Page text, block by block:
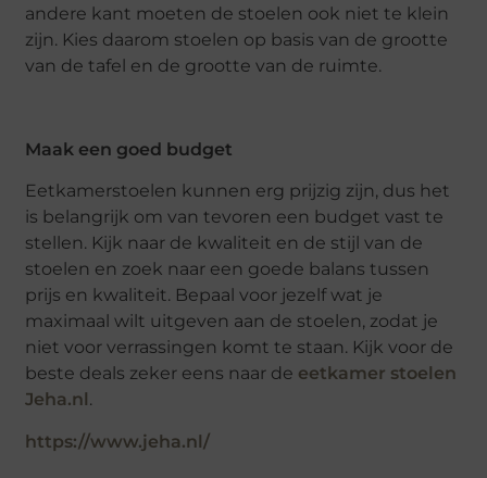
andere kant moeten de stoelen ook niet te klein
zijn. Kies daarom stoelen op basis van de grootte
van de tafel en de grootte van de ruimte.
Maak een goed budget
Eetkamerstoelen kunnen erg prijzig zijn, dus het
is belangrijk om van tevoren een budget vast te
stellen. Kijk naar de kwaliteit en de stijl van de
stoelen en zoek naar een goede balans tussen
prijs en kwaliteit. Bepaal voor jezelf wat je
maximaal wilt uitgeven aan de stoelen, zodat je
niet voor verrassingen komt te staan. Kijk voor de
beste deals zeker eens naar de eetkamer stoelen
Jeha.nl .
https://www.jeha.nl/